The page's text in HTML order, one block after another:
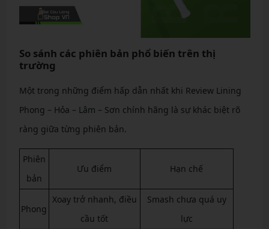
So sánh các phiên bản phổ biến trên thị
trường
Một trong những điểm hấp dẫn nhất khi Review Lining
Phong – Hỏa – Lâm – Sơn chính hãng là sự khác biệt rõ
ràng giữa từng phiên bản.
Phiên
bản
Ưu điểm Hạn chế
Phong
Xoay trở nhanh, điều
cầu tốt
Smash chưa quá uy
lực